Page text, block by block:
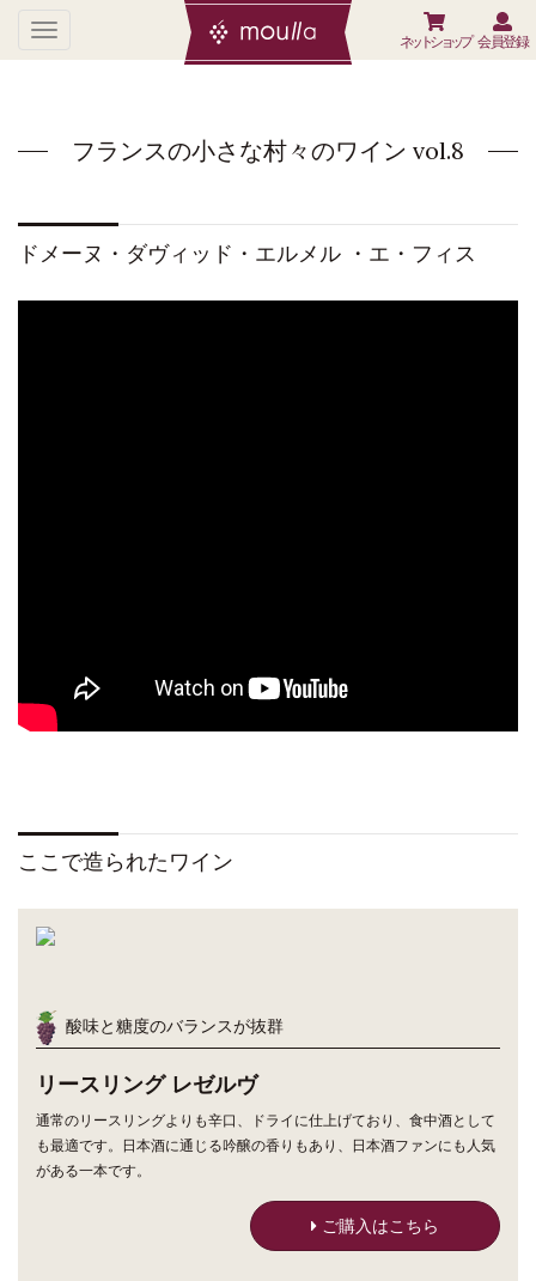
会員登録
ネットショップ
フランスの小さな村々のワイン vol.8
ドメーヌ・ダヴィッド・エルメル ・エ・フィス
ここで造られたワイン
酸味と糖度のバランスが抜群
リースリング レゼルヴ
通常のリースリングよりも辛口、ドライに仕上げており、食中酒として
も最適です。日本酒に通じる吟醸の香りもあり、日本酒ファンにも人気
がある一本です。
ご購入はこちら